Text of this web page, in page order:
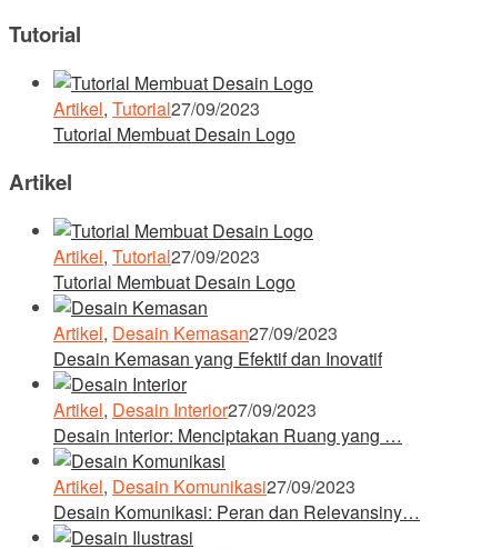
Tutorial
Artikel, Tutorial27/09/2023
Tutorial Membuat Desain Logo
Artikel
Artikel, Tutorial27/09/2023
Tutorial Membuat Desain Logo
Artikel, Desain Kemasan27/09/2023
Desain Kemasan yang Efektif dan Inovatif
Artikel, Desain Interior27/09/2023
Desain Interior: Menciptakan Ruang yang …
Artikel, Desain Komunikasi27/09/2023
Desain Komunikasi: Peran dan Relevansiny…